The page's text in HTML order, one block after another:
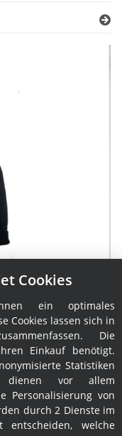
BIO
Cookies
ein optimales
Cookies lassen sich in
Die
Einkauf benötigt.
Statistiken
dienen vor allem
Personalisierung von
durch 2 Dienste im
welche